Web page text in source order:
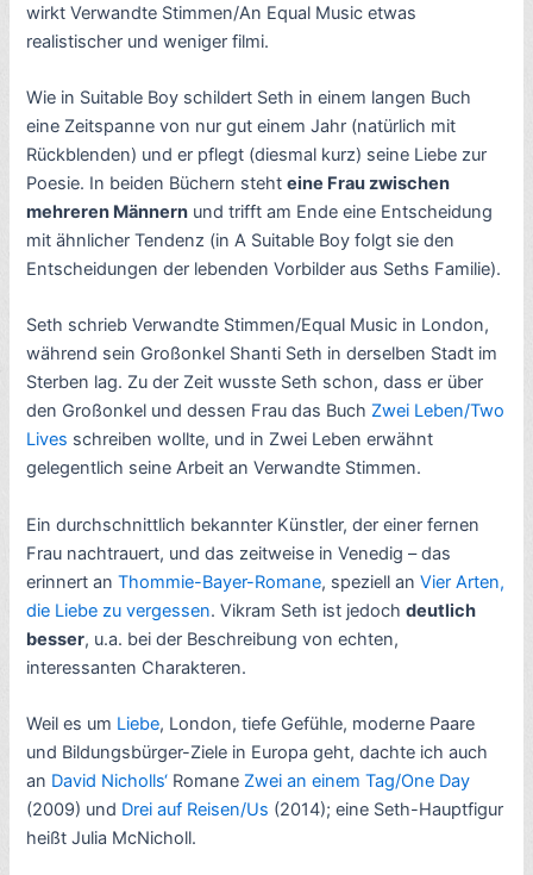
wirkt Verwandte Stimmen/An Equal Music etwas
realistischer und weniger filmi.
Wie in Suitable Boy schildert Seth in einem langen Buch
eine Zeitspanne von nur gut einem Jahr (natürlich mit
Rückblenden) und er pflegt (diesmal kurz) seine Liebe zur
Poesie. In beiden Büchern stehteine Frau zwischen
mehreren Männern und trifft am Ende eine Entscheidung
mit ähnlicher Tendenz (in A Suitable Boy folgt sie den
Entscheidungen der lebenden Vorbilder aus Seths Familie).
Seth schrieb Verwandte Stimmen/Equal Music in London,
während sein Großonkel Shanti Seth in derselben Stadt im
Sterben lag. Zu der Zeit wusste Seth schon, dass er über
den Großonkel und dessen Frau das Buch Zwei Leben/Two
Lives schreiben wollte, und in Zwei Leben erwähnt
gelegentlich seine Arbeit an Verwandte Stimmen.
Ein durchschnittlich bekannter Künstler, der einer fernen
Frau nachtrauert, und das zeitweise in Venedig – das
erinnert anThommie-Bayer-Romane, speziell anVier Arten,
die Liebe zu vergessen. Vikram Seth ist jedochdeutlich
besser, u.a. bei der Beschreibung von echten,
interessanten Charakteren.
Weil es um Liebe, London, tiefe Gefühle, moderne Paare
und Bildungsbürger-Ziele in Europa geht, dachte ich auch
an David Nicholls‘ Romane Zwei an einem Tag/One Day
(2009) und Drei auf Reisen/Us (2014); eine Seth-Hauptfigur
heißt Julia McNicholl.